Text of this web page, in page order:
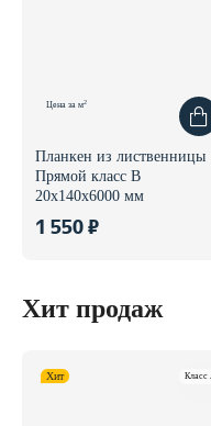
Цена за м2
Планкен из лиственницы
Прямой класс В
20x140x6000 мм
1 550 ₽
Хит продаж
Класс
Хит